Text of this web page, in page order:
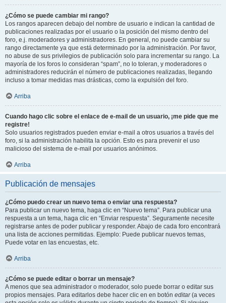
¿Cómo se puede cambiar mi rango?
Los rangos aparecen debajo del nombre de usuario e indican la cantidad de
publicaciones realizadas por el usuario o la posición del mismo dentro del
foro, e.j. moderadores y administradores. En general, no puede cambiar su
rango directamente ya que está determinado por la administración. Por favor,
no abuse de sus privilegios de publicación solo para incrementar su rango. La
mayoría de los foros lo consideran “spam”, no lo toleran, y moderadores o
administradores reducirán el número de publicaciones realizadas, llegando
incluso a tomar medidas mas drásticas, como la expulsión del foro.
Arriba
Cuando hago clic sobre el enlace de e-mail de un usuario, ¡me pide que me
registre!
Solo usuarios registrados pueden enviar e-mail a otros usuarios a través del
foro, si la administración habilita la opción. Esto es para prevenir el uso
malicioso del sistema de e-mail por usuarios anónimos.
Arriba
Publicación de mensajes
¿Cómo puedo crear un nuevo tema o enviar una respuesta?
Para publicar un nuevo tema, haga clic en “Nuevo tema”. Para publicar una
respuesta a un tema, haga clic en “Enviar respuesta”. Seguramente necesite
registrarse antes de poder publicar y responder. Abajo de cada foro encontrará
una lista de acciones permitidas. Ejemplo: Puede publicar nuevos temas,
Puede votar en las encuestas, etc.
Arriba
¿Cómo se puede editar o borrar un mensaje?
A menos que sea administrador o moderador, solo puede borrar o editar sus
propios mensajes. Para editarlos debe hacer clic en en botón editar(a veces